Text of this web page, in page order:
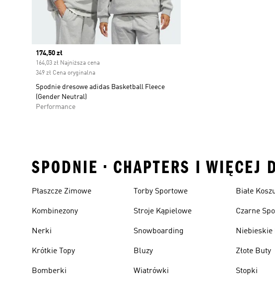
Current price
174,50 zł
164,03 zł Najniższa cena
349 zł Cena oryginalna
Spodnie dresowe adidas Basketball Fleece
(Gender Neutral)
Performance
SPODNIE • CHAPTERS I WIĘCEJ
Płaszcze Zimowe
Kombinezony
Nerki
Krótkie Topy
Bomberki
Torby Sportowe
Stroje Kąpielowe
Snowboarding
Bluzy
Wiatrówki
Białe
Czarne
Niebieskie
Złote Buty
Stopki